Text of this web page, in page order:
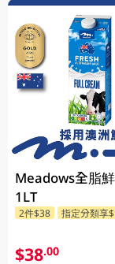
Meadows全脂
1LT
2件$38 指定分類享
$38.00